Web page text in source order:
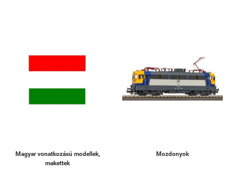
Magyar vonatkozású modellek,
makettek
Mozdonyok